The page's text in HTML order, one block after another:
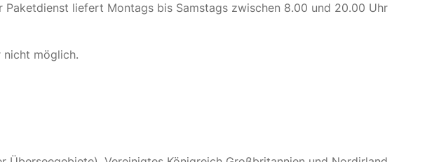
liefert Montags bis Samstags zwischen 8.00 und 20.00 Uhr
nicht möglich.